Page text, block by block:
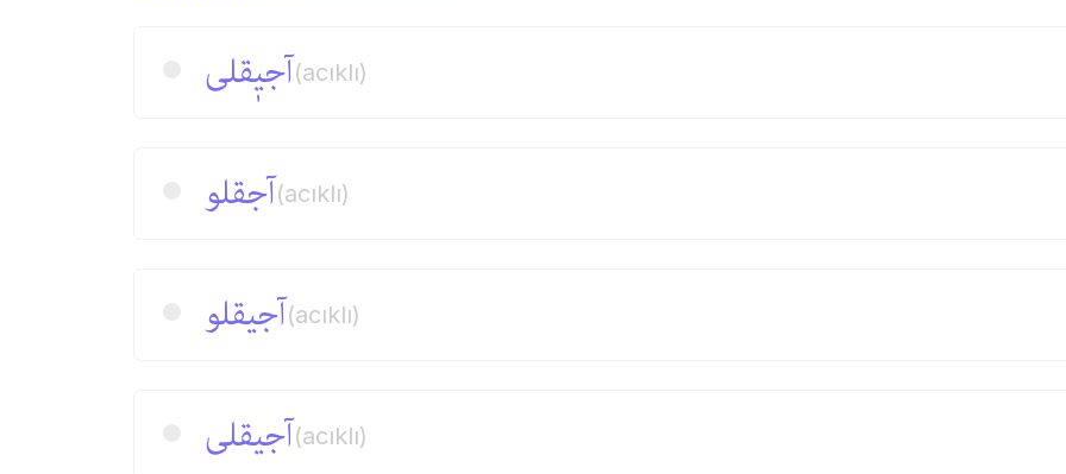
آجیٖقلی(acıklı)
آجقلو(acıklı)
آجیقلو(acıklı)
آجیقلی(acıklı)